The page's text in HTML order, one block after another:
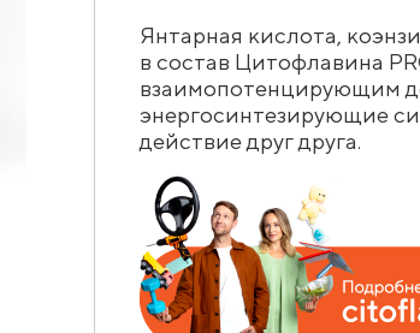
Янтарная кислота,
в состав Цитофлавина
взаимопотенцирующим
энергосинтезирующие
действие друг друга.